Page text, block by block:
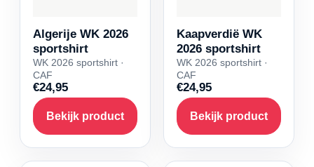
Algerije WK 2026
sportshirt
WK 2026 sportshirt ·
CAF
€24,95
Bekijk product
Kaapverdië WK
2026 sportshirt
WK 2026 sportshirt ·
CAF
€24,95
Bekijk product